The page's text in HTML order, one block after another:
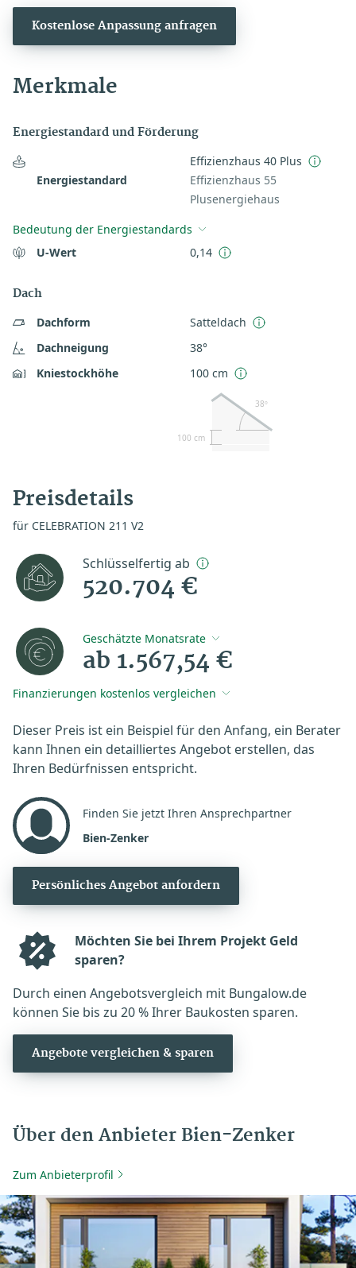
Kostenlose Anpassung anfragen
Merkmale
Energiestandard und Förderung
Energiestandard
Effizienzhaus 40 Plus
Effizienzhaus 55
Plusenergiehaus
Bedeutung der Energiestandards
U-Wert
0,14
Dach
Dachform
Satteldach
Dachneigung
38°
Kniestockhöhe
100 cm
100 cm
38º
Preisdetails
für CELEBRATION 211 V2
Schlüsselfertig ab
520.704 €
Geschätzte Monatsrate
ab 1.567,54 €
Finanzierungen kostenlos vergleichen
Dieser Preis ist ein Beispiel für den Anfang, ein Berater
kann Ihnen ein detailliertes Angebot erstellen, das
Ihren Bedürfnissen entspricht.
Finden Sie jetzt Ihren Ansprechpartner
Bien-Zenker
Persönliches Angebot anfordern
Möchten Sie bei Ihrem Projekt Geld
sparen?
Durch einen Angebotsvergleich mit Bungalow.de
können Sie bis zu 20 % Ihrer Baukosten sparen.
Angebote vergleichen & sparen
Über den Anbieter Bien-Zenker
Zum Anbieterprofil